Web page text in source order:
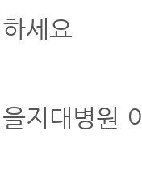
세요
지대병원